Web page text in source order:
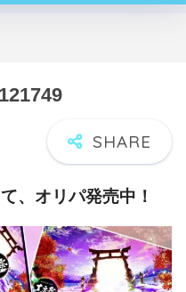
、オリパ発売中！